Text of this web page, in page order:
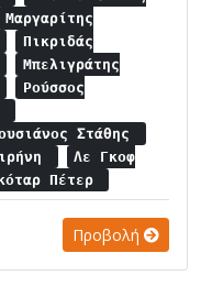
Μαργαρίτης
Πικριδάς
Μπελιγράτης
Ρούσσος
Στάθης
Λε Γκοφ
Πέτερ
Προβολή